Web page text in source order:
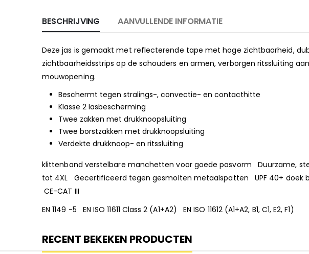
BESCHRIJVING AANVULLENDE INFORMATIE
Deze jas is gemaakt met reflecterende tape met hoge zichtbaarheid,
zichtbaarheidsstrips op de schouders en armen, verborgen ritssluiting
mouwopening.
Beschermt tegen stralings-, convectie- en contacthitte
Klasse 2 lasbescherming
Twee zakken met drukknoopsluiting
Twee borstzakken met drukknoopsluiting
Verdekte drukknoop- en ritssluiting
klittenband verstelbare manchetten voor goede pasvorm Duurzame,
tot 4XL Gecertificeerd tegen gesmolten metaalspatten UPF 40+ doek
CE-CAT III
EN 1149 -5 EN ISO 11611 Class 2 (A1+A2) EN ISO 11612 (A1+A2, B1, C1, E2,
RECENT BEKEKEN PRODUCTEN